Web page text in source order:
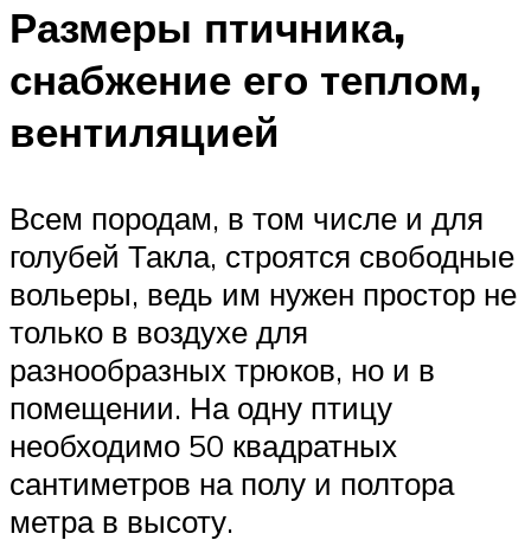
Размеры птичника,
снабжение его теплом,
вентиляцией
Всем породам, в том числе и для
голубей Такла, строятся свободные
вольеры, ведь им нужен простор не
только в воздухе для
разнообразных трюков, но и в
помещении. На одну птицу
необходимо 50 квадратных
сантиметров на полу и полтора
метра в высоту.